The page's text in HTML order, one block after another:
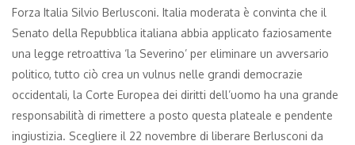
Forza Italia Silvio Berlusconi. Italia moderata è convinta che il
Senato della Repubblica italiana abbia applicato faziosamente
una legge retroattiva ‘la Severino’ per eliminare un avversario
politico, tutto ciò crea un vulnus nelle grandi democrazie
occidentali, la Corte Europea dei diritti dell’uomo ha una grande
responsabilità di rimettere a posto questa plateale e pendente
ingiustizia. Scegliere il 22 novembre di liberare Berlusconi da